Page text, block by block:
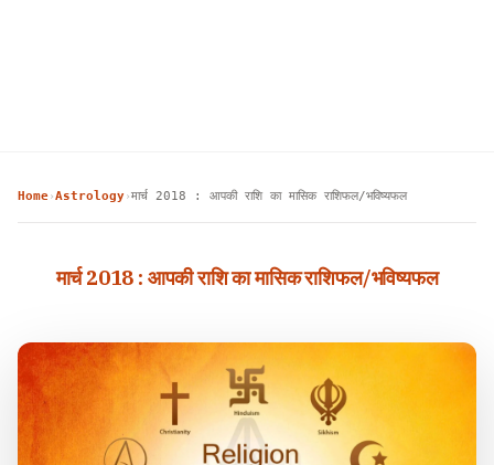
Home›Astrology›मार्च 2018 : आपकी राशि का मासिक राशिफल/भविष्यफल
मार्च 2018 : आपकी राशि का मासिक राशिफल/भविष्यफल